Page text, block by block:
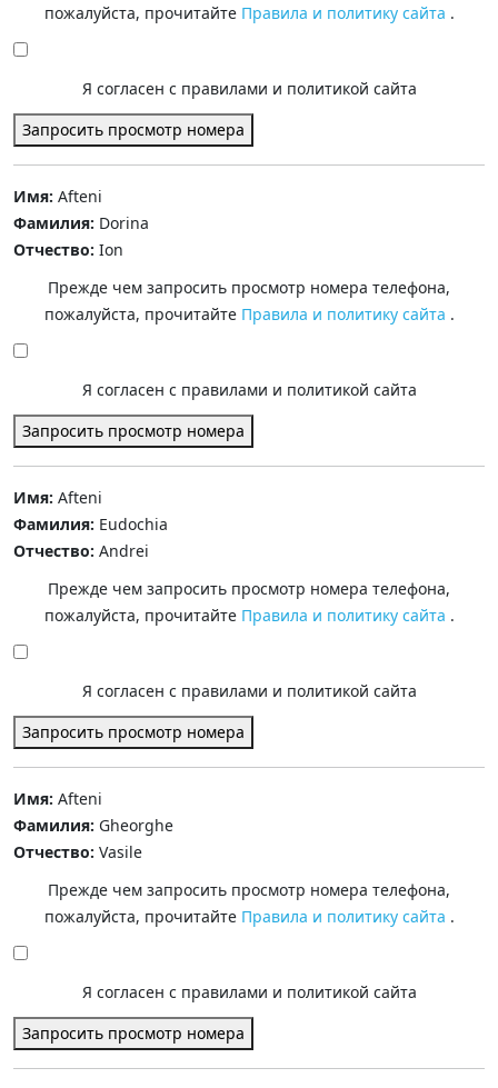
пожалуйста, прочитайте Правила и политику сайта .
Я согласен с правилами и политикой сайта
Запросить просмотр номера
Имя: Afteni
Фамилия: Dorina
Отчество: Ion
Прежде чем запросить просмотр номера телефона,
пожалуйста, прочитайте Правила и политику сайта .
Я согласен с правилами и политикой сайта
Запросить просмотр номера
Имя: Afteni
Фамилия: Eudochia
Отчество: Andrei
Прежде чем запросить просмотр номера телефона,
пожалуйста, прочитайте Правила и политику сайта .
Я согласен с правилами и политикой сайта
Запросить просмотр номера
Имя: Afteni
Фамилия: Gheorghe
Отчество: Vasile
Прежде чем запросить просмотр номера телефона,
пожалуйста, прочитайте Правила и политику сайта .
Я согласен с правилами и политикой сайта
Запросить просмотр номера